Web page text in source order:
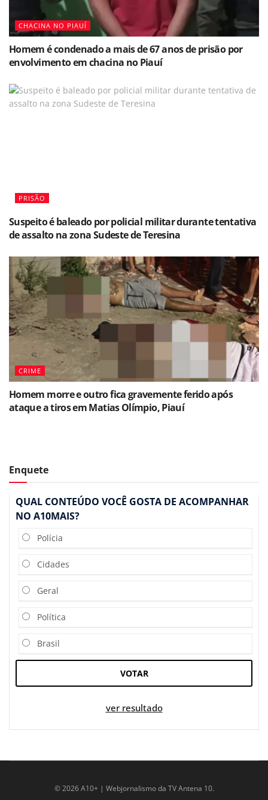
CHACINA NO PIAUÍ
Homem é condenado a mais de 67 anos de prisão por
envolvimento em chacina no Piauí
PRISÃO
Suspeito é baleado por policial militar durante tentativa
de assalto na zona Sudeste de Teresina
CRIME
Homem morre e outro fica gravemente ferido após
ataque a tiros em Matias Olímpio, Piauí
Enquete
QUAL CONTEÚDO VOCÊ GOSTA DE ACOMPANHAR
NO A10MAIS?
Polícia
Cidades
Geral
Política
Brasil
VOTAR
ver resultado
© 2026 A10+ | Webjornalismo da TV Antena 10.